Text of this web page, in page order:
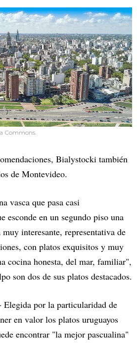
Commons.
Bialystocki también
de Montevideo.
vasca que pasa casi
esconde en un segundo piso una
interesante, representativa de
con platos exquisitos y muy
cocina honesta, del mar, familiar",
son dos de sus platos destacados.
Elegida por la particularidad de
en valor los platos uruguayos
encontrar "la mejor pascualina"